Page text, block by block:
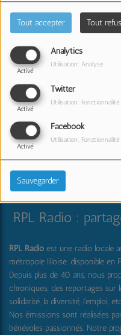
Tout accepter Tout
Analytics
Activé
Utilisation: Analyse
Twitter
Activé
Utilisation: Fonctionnalité
Facebook
Activé
Utilisation: Fonctionnalité
Sauvegarder
RPL Radio est une radio locale
métropole lilloise, disponible en
Depuis plus de 40 ans, nous
chroniques, des reportages sur
solidarité, la diversité, l'emploi,
Nos émissions sont réalisées
bénévoles passionnés. Notre